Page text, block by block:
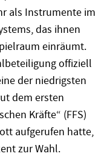
als Instrumente im
das ihnen
einräumt.
offiziell
der niedrigsten
dem ersten
Kräfte“ (FFS)
aufgerufen hatte,
zur Wahl.